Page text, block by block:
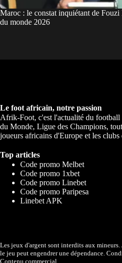
Maroc : le constat inquiétant de
du monde 2026
Le foot africain, notre passion
Afrik-Foot, c'est l'actualité du
du Monde, Ligue des Champions,
joueurs africains d'Europe et les
Top articles
Code promo Melbet
Code promo 1xbet
Code promo Linebet
Code promo Paripesa
Linebet APK
Les jeux d'argent sont interdits aux mineurs.
le jeu peut engendrer une dépendance.
Contenu commercial.